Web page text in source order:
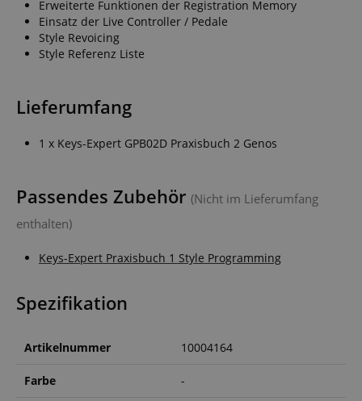
Erweiterte Funktionen der Registration Memory
Einsatz der Live Controller / Pedale
Style Revoicing
Style Referenz Liste
Lieferumfang
1 x Keys-Expert GPB02D Praxisbuch 2 Genos
Passendes Zubehör (Nicht im Lieferumfang
enthalten)
Keys-Expert Praxisbuch 1 Style Programming
Spezifikation
Artikelnummer 10004164
Farbe -